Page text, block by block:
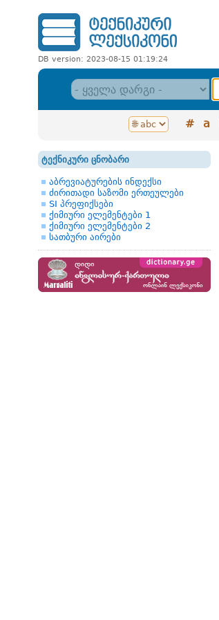
DB version: 2023-08-15 01:19:24
# a
ტექნიკური ცნობარი
აბრევიატურების ინდექსი
ძირითადი საზომი ერთეულები
SI პრეფიქსები
ქიმიური ელემენტები 1
ქიმიური ელემენტები 2
სათბური აირები